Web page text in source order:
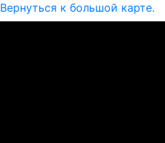
Вернуться к большой карте.